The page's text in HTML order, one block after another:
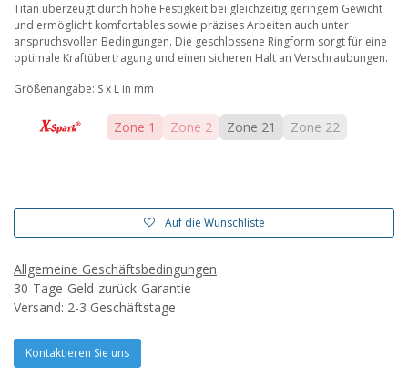
Titan überzeugt durch hohe Festigkeit bei gleichzeitig geringem Gewicht
und ermöglicht komfortables sowie präzises Arbeiten auch unter
anspruchsvollen Bedingungen. Die geschlossene Ringform sorgt für eine
optimale Kraftübertragung und einen sicheren Halt an Verschraubungen.
Größenangabe: S x L in mm
Zone 1 Zone 2 Zone 21 Zone 22
Auf die Wunschliste
Allgemeine Geschäftsbedingungen
30-Tage-Geld-zurück-Garantie
Versand: 2-3 Geschäftstage
Kontaktieren Sie uns